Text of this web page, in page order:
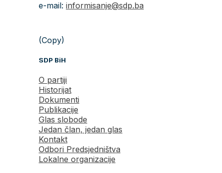
e-mail: informisanje@sdp.ba
(Copy)
SDP BiH
O partiji
Historijat
Dokumenti
Publikacije
Glas slobode
Jedan član, jedan glas
Kontakt
Odbori Predsjedništva
Lokalne organizacije